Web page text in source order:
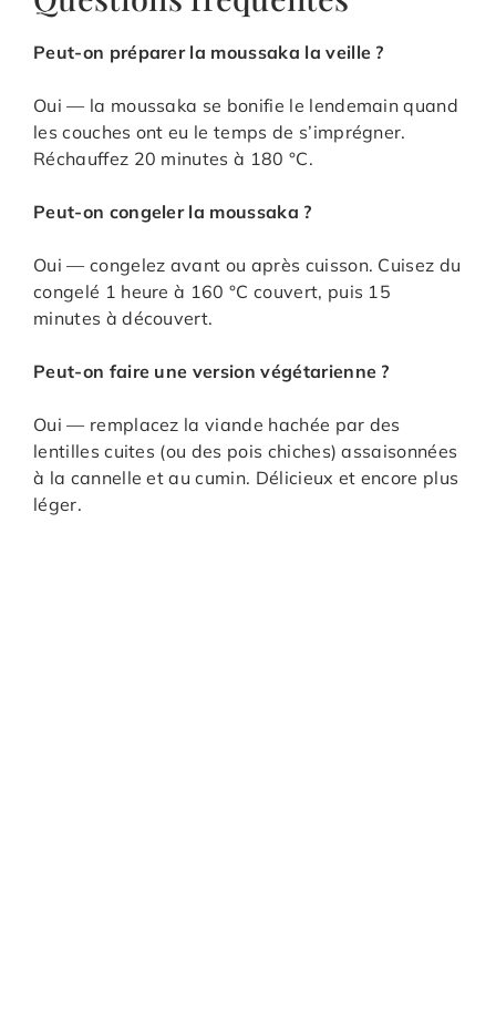
Peut-on préparer la moussaka la veille ?
Oui — la moussaka se bonifie le lendemain quand
les couches ont eu le temps de s’imprégner.
Réchauffez 20 minutes à 180 °C.
Peut-on congeler la moussaka ?
Oui — congelez avant ou après cuisson. Cuisez du
congelé 1 heure à 160 °C couvert, puis 15
minutes à découvert.
Peut-on faire une version végétarienne ?
Oui — remplacez la viande hachée par des
lentilles cuites (ou des pois chiches) assaisonnées
à la cannelle et au cumin. Délicieux et encore plus
léger.